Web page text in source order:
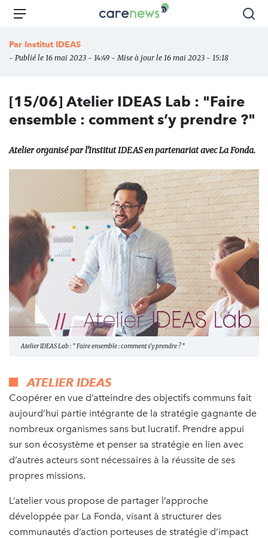
Aller
principal
Carenews,
des
l'engagement
Menu
Par Institut IDEAS
- Publié le 16 mai 2023 - 14:49 - Mise à jour le 16 mai 2023 - 15:18
[15/06] Atelier IDEAS Lab : "Faire
ensemble : comment s’y prendre ?"
Atelier organisé par l'Institut IDEAS en partenariat avec La Fonda.
Atelier IDEAS Lab : " Faire ensemble : comment s’y prendre ? "
ATELIER IDEAS
Coopérer en vue d’atteindre des objectifs communs fait
aujourd’hui partie intégrante de la stratégie gagnante de
nombreux organismes sans but lucratif. Prendre appui
sur son écosystème et penser sa stratégie en lien avec
d’autres acteurs sont nécessaires à la réussite de ses
propres missions.
L’atelier vous propose de partager l’approche
développée par La Fonda, visant à structurer des
communautés d’action porteuses de stratégie d’impact